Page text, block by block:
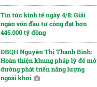
Tin tức kinh tế ngày 4/8: Giải
ngân vốn đầu tư công đạt hơn
445.000 tỷ đồng
ĐBQH Nguyễn Thị Thanh Bình:
Hoàn thiện khung pháp lý để mở
đường phát triển năng lượng
ngoài khơi